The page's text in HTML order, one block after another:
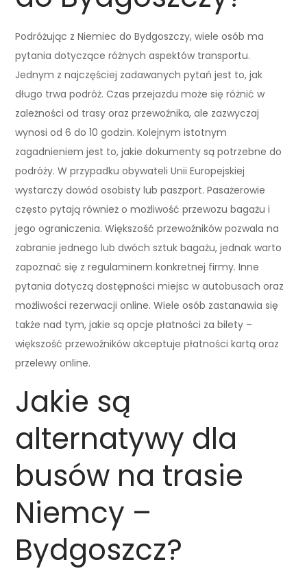
Podróżując z Niemiec do Bydgoszczy, wiele osób ma
pytania dotyczące różnych aspektów transportu.
Jednym z najczęściej zadawanych pytań jest to, jak
długo trwa podróż. Czas przejazdu może się różnić w
zależności od trasy oraz przewoźnika, ale zazwyczaj
wynosi od 6 do 10 godzin. Kolejnym istotnym
zagadnieniem jest to, jakie dokumenty są potrzebne do
podróży. W przypadku obywateli Unii Europejskiej
wystarczy dowód osobisty lub paszport. Pasażerowie
często pytają również o możliwość przewozu bagażu i
jego ograniczenia. Większość przewoźników pozwala na
zabranie jednego lub dwóch sztuk bagażu, jednak warto
zapoznać się z regulaminem konkretnej firmy. Inne
pytania dotyczą dostępności miejsc w autobusach oraz
możliwości rezerwacji online. Wiele osób zastanawia się
także nad tym, jakie są opcje płatności za bilety –
większość przewoźników akceptuje płatności kartą oraz
przelewy online.
Jakie są
alternatywy dla
busów na trasie
Niemcy –
Bydgoszcz?